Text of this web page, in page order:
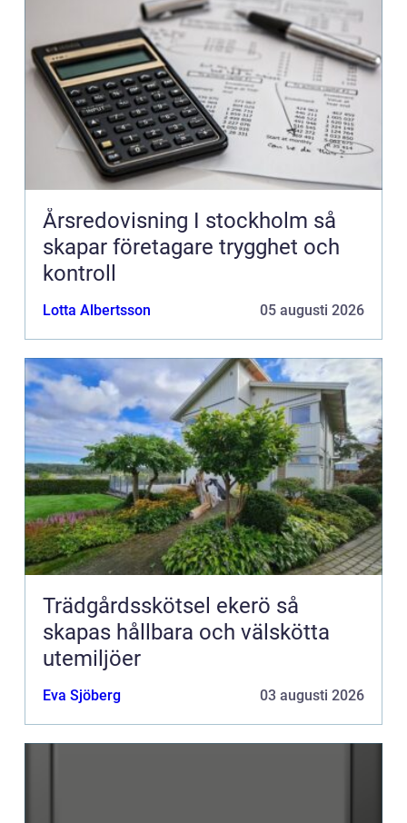
Årsredovisning I stockholm så
skapar företagare trygghet och
kontroll
Lotta Albertsson 05 augusti 2026
Trädgårdsskötsel ekerö så
skapas hållbara och välskötta
utemiljöer
Eva Sjöberg 03 augusti 2026